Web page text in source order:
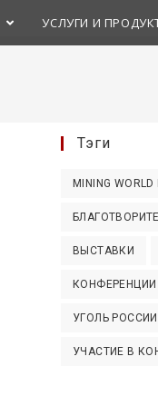
УСЛУГИ И
Тэги
MINING WORLD
ВЫСТАВКИ
КОНФЕРЕНЦИИ
УГОЛЬ
УЧАСТИЕ В